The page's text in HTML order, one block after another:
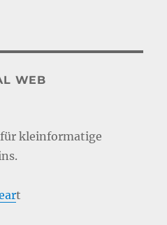
WEB
kleinformatige
t